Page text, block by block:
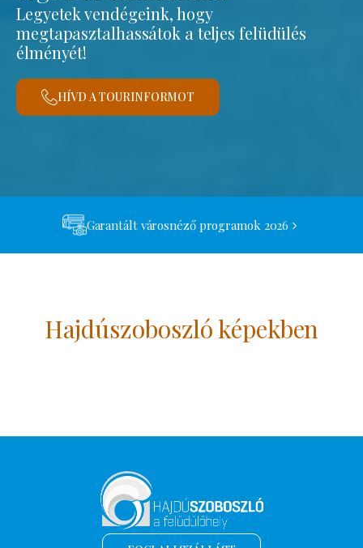
Legyetek vendégeink, hogy
megtapasztalhassátok a teljes felüdülés
élményét!
HÍVD A TOURINFORMOT
Garantált városnéző programok 2026
Hajdúszoboszló képekben